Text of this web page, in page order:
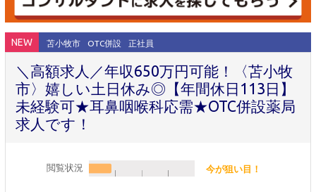
NEW 苫小牧市 OTC併設 正社員
＼高額求人／年収650万円可能！〈苫小牧
市〉嬉しい土日休み◎【年間休日113日】
未経験可★耳鼻咽喉科応需★OTC併設薬局
求人です！
閲覧状況 今が狙い目！